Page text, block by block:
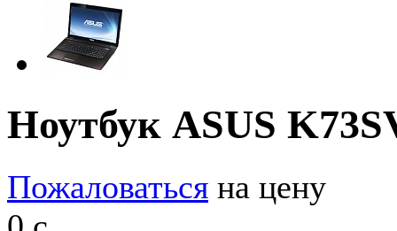
Ноутбук ASUS
Пожаловаться на цену